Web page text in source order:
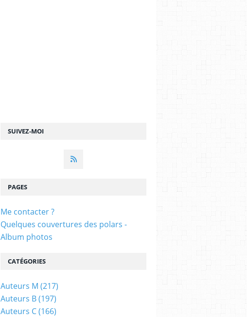
SUIVEZ-MOI
PAGES
Me contacter ?
Quelques couvertures des polars -
Album photos
CATÉGORIES
Auteurs M (217)
Auteurs B(197)
Auteurs C(166)